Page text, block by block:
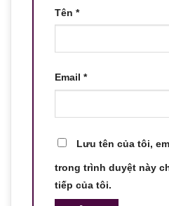
Tên *
Email *
Lưu tên của tôi,
trong trình duyệt này
tiếp của tôi.